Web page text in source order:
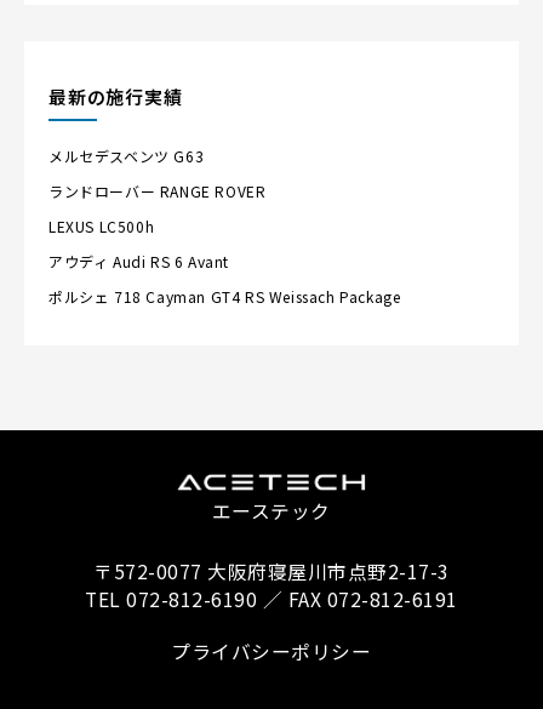
最新の施行実績
メルセデスベンツ G63
ランドローバー RANGE ROVER
LEXUS LC500h
アウディ Audi RS 6 Avant
ポルシェ 718 Cayman GT4 RS Weissach Package
エーステック
〒572-0077 大阪府寝屋川市点野2-17-3
TEL 072-812-6190 ／ FAX 072-812-6191
プライバシーポリシー